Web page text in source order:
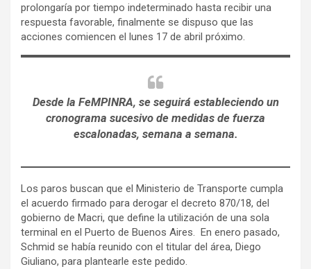
prolongaría por tiempo indeterminado hasta recibir una
respuesta favorable, finalmente se dispuso que las
acciones comiencen el lunes 17 de abril próximo.
Desde la FeMPINRA, se seguirá estableciendo un
cronograma sucesivo de medidas de fuerza
escalonadas, semana a semana.
Los paros buscan que el Ministerio de Transporte cumpla
el acuerdo firmado para derogar el decreto 870/18, del
gobierno de Macri, que define la utilización de una sola
terminal en el Puerto de Buenos Aires. En enero pasado,
Schmid se había reunido con el titular del área, Diego
Giuliano, para plantearle este pedido.